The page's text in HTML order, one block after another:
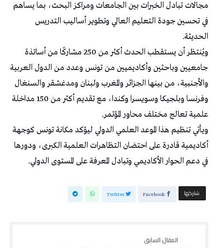
مجالات تبادل الخبرات بين الجامعات ومراكز البحث، بما يساهم
في تحسين جودة التعليم العالي وتطوير أساليب التدريس
الحديثة.
ويُنتظر أن يستقطب الحدث أكثر من 250 مشاركًا من أساتذة
جامعيين وباحثين وأكاديميين من تونس وعدد من الدول العربية
والأجنبية، من بينها الجزائر والمغرب ولبنان ومدغشقر والسنغال
وفرنسا وبلجيكا وسويسرا وكندا، مع تقديم أكثر من 150 مداخلة
علمية تعالج مختلف محاور المؤتمر.
ويأتي تنظيم هذا الموعد العلمي الدولي ليؤكد مكانة تونس كوجهة
أكاديمية قادرة على احتضان التظاهرات العلمية الكبرى، ودورها
في دعم الحوار الأكاديمي وتبادل المعرفة على المستوى الدولي.
‫‫ شاركها‬ Facebook
Twitter